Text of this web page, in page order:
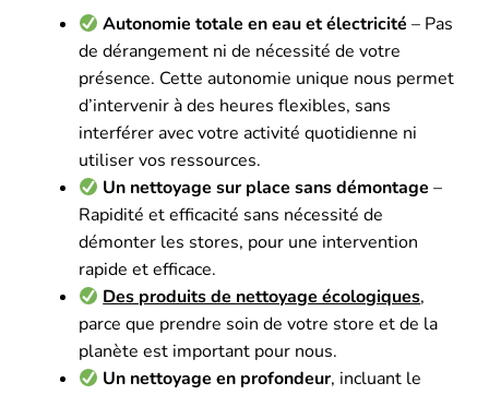
Autonomie totale en eau et électricité – Pas
de dérangement ni de nécessité de votre
présence. Cette autonomie unique nous permet
d’intervenir à des heures flexibles, sans
interférer avec votre activité quotidienne ni
utiliser vos ressources.
Un nettoyage sur place sans démontage –
Rapidité et efficacité sans nécessité de
démonter les stores, pour une intervention
rapide et efficace.
Des produits de nettoyage écologiques,
parce que prendre soin de votre store et de la
planète est important pour nous.
Un nettoyage en profondeur, incluant le